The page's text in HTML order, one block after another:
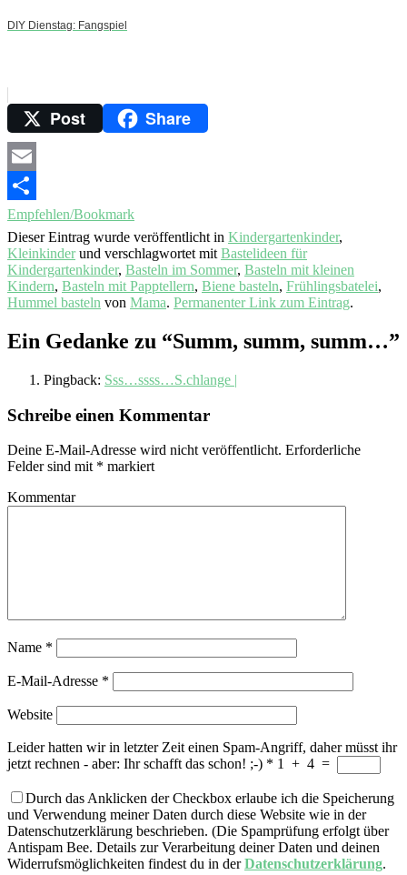
DIY Dienstag: Fangspiel
Post Share
Email
Empfehlen/Bookmark
Dieser Eintrag wurde veröffentlicht in Kindergartenkinder,
Kleinkinderund verschlagwortet mit Bastelideen für
Kindergartenkinder, Basteln im Sommer, Basteln mit kleinen
Kindern, Basteln mit Papptellern, Biene basteln, Frühlingsbatelei,
Hummel basteln von Mama. Permanenter Link zum Eintrag.
Ein Gedanke zu “Summ, summ, summ…”
Pingback: Sss…ssss…S.chlange |
Schreibe einen Kommentar
Deine E-Mail-Adresse wird nicht veröffentlicht. Erforderliche
Felder sind mit * markiert
Kommentar
Name *
E-Mail-Adresse *
Website
Leider hatten wir in letzter Zeit einen Spam-Angriff, daher müsst ihr
jetzt rechnen - aber: Ihr schafft das schon! ;-) * 1 + 4 =
Durch das Anklicken der Checkbox erlaube ich die Speicherung
und Verwendung meiner Daten durch diese Website wie in der
Datenschutzerklärung beschrieben. (Die Spamprüfung erfolgt über
Antispam Bee. Details zur Verarbeitung deiner Daten und deinen
Widerrufsmöglichkeiten findest du in derDatenschutzerklärung.